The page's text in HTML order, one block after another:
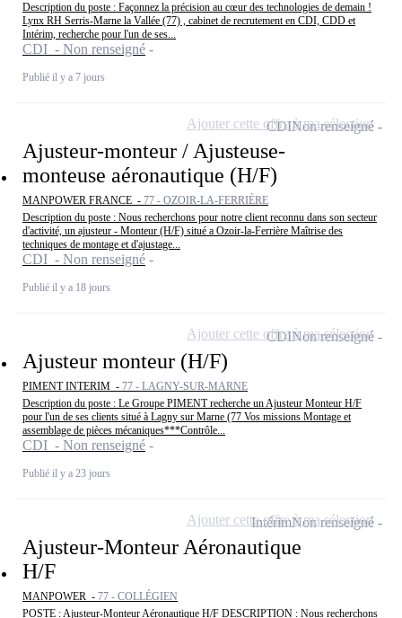
Description du poste : Façonnez la précision au cœur des technologies de demain !
Lynx RH Serris-Marne la Vallée (77) , cabinet de recrutement en CDI, CDD et
Intérim, recherche pour l'un de ses...
CDI - Non renseigné
Publié il y a 7 jours
Ajusteur-monteur / Ajusteuse-
monteuse aéronautique (H/F)
MANPOWER FRANCE - 77 - OZOIR-LA-FERRIÈRE
Description du poste : Nous recherchons pour notre client reconnu dans son secteur
d'activité, un ajusteur - Monteur (H/F) situé a Ozoir-la-Ferrière Maîtrise des
techniques de montage et d'ajustage...
CDI - Non renseigné
Publié il y a 18 jours
CDINon renseigné
Ajouter cette offre à ma sélection
Ajusteur monteur (H/F)
PIMENT INTERIM - 77 - LAGNY-SUR-MARNE
Description du poste : Le Groupe PIMENT recherche un Ajusteur Monteur H/F
pour l'un de ses clients situé à Lagny sur Marne (77 Vos missions Montage et
assemblage de pièces mécaniques***Contrôle...
CDI - Non renseigné
Publié il y a 23 jours
CDINon renseigné
Ajouter cette offre à ma sélection
Ajusteur-Monteur Aéronautique
H/F
MANPOWER - 77 - COLLÉGIEN
POSTE : Ajusteur-Monteur Aéronautique H/F DESCRIPTION : Nous recherchons
IntérimNon renseigné
Ajouter cette offre à ma sélection